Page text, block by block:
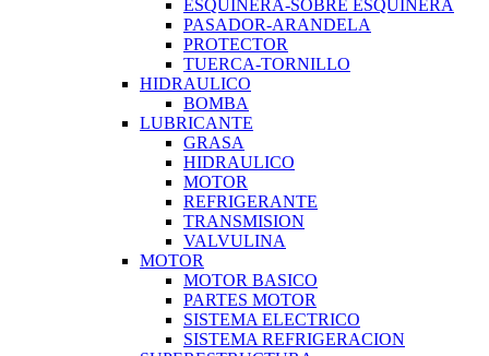
ESQUINERA-SOBRE ESQUINERA
PASADOR-ARANDELA
PROTECTOR
TUERCA-TORNILLO
HIDRAULICO
BOMBA
LUBRICANTE
GRASA
HIDRAULICO
MOTOR
REFRIGERANTE
TRANSMISION
VALVULINA
MOTOR
MOTOR BASICO
PARTES MOTOR
SISTEMA ELECTRICO
SISTEMA REFRIGERACION